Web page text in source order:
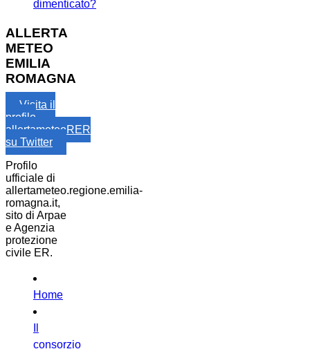
dimenticato?
ALLERTA
METEO
EMILIA
ROMAGNA
Visita il
profilo
allertameteoRER
su Twitter
Profilo
ufficiale di
allertameteo.regione.emilia-
romagna.it,
sito di Arpae
e Agenzia
protezione
civile ER.
Home
consorzio